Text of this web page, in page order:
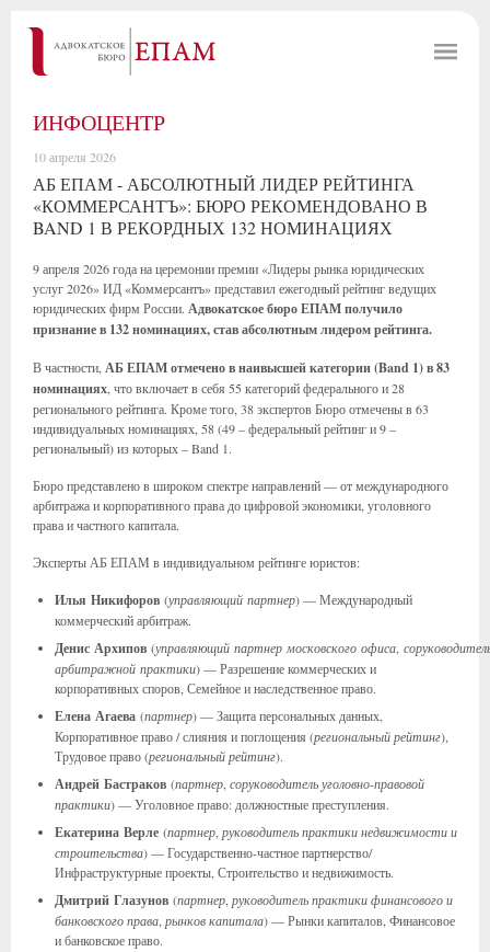
ИНФОЦЕНТР
10 апреля 2026
АБ ЕПАМ - АБСОЛЮТНЫЙ ЛИДЕР РЕЙТИНГА
«КОММЕРСАНТЪ»: БЮРО РЕКОМЕНДОВАНО В
BAND 1 В РЕКОРДНЫХ 132 НОМИНАЦИЯХ
9 апреля 2026 года на церемонии премии «Лидеры рынка юридических
услуг 2026» ИД «Коммерсантъ» представил ежегодный рейтинг ведущих
юридических фирм России. Адвокатское бюро ЕПАМ получило
признание в 132 номинациях, став абсолютным лидером рейтинга.
В частности, АБ ЕПАМ отмечено в наивысшей категории (Band 1) в 83
номинациях , что включает в себя 55 категорий федерального и 28
регионального рейтинга. Кроме того, 38 экспертов Бюро отмечены в 63
индивидуальных номинациях, 58 (49 – федеральный рейтинг и 9 –
региональный) из которых – Band 1.
Бюро представлено в широком спектре направлений — от международного
арбитража и корпоративного права до цифровой экономики, уголовного
права и частного капитала.
Эксперты АБ ЕПАМ в индивидуальном рейтинге юристов:
Илья Никифоров (управляющий партнер) — Международный
коммерческий арбитраж.
Денис Архипов (управляющий партнер московского офиса
арбитражной практики) — Разрешение коммерческих и
корпоративных споров, Семейное и наследственное право.
Елена Агаева (партнер) — Защита персональных данных,
Корпоративное право / слияния и поглощения (региональный рейтинг),
Трудовое право (региональный рейтинг).
Андрей Бастраков (партнер соруководитель уголовно-правовой
практики) — Уголовное право: должностные преступления.
Екатерина Верле (партнер руководитель практики недвижимости и
строительства) — Государственно-частное партнерство/
Инфраструктурные проекты, Строительство и недвижимость.
Дмитрий Глазунов (партнер руководитель практики финансового и
банковского права рынков капитала) — Рынки капиталов, Финансовое
и банковское право.